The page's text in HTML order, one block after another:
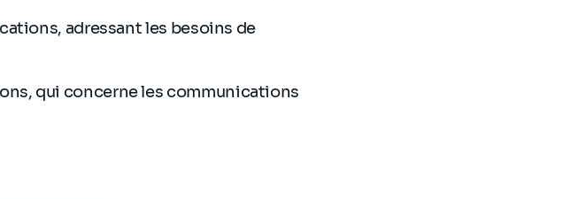
adressant les besoins de
qui concerne les communications